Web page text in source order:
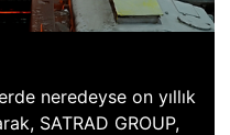
neredeyse on yıllık
SATRAD GROUP,